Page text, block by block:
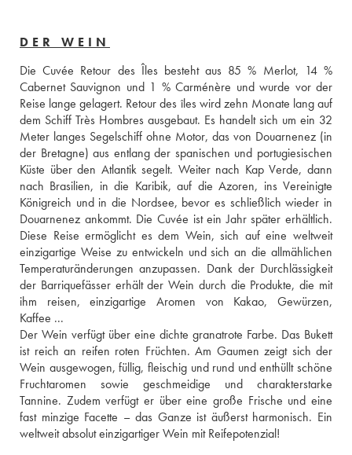
DER WEIN
Die Cuvée Retour des Îles besteht aus 85 % Merlot, 14 %
Cabernet Sauvignon und 1 % Carménère und wurde vor der
Reise lange gelagert. Retour des îles wird zehn Monate lang auf
dem Schiff Très Hombres ausgebaut. Es handelt sich um ein 32
Meter langes Segelschiff ohne Motor, das von Douarnenez (in
der Bretagne) aus entlang der spanischen und portugiesischen
Küste über den Atlantik segelt. Weiter nach Kap Verde, dann
nach Brasilien, in die Karibik, auf die Azoren, ins Vereinigte
Königreich und in die Nordsee, bevor es schließlich wieder in
Douarnenez ankommt. Die Cuvée ist ein Jahr später erhältlich.
Diese Reise ermöglicht es dem Wein, sich auf eine weltweit
einzigartige Weise zu entwickeln und sich an die allmählichen
Temperaturänderungen anzupassen. Dank der Durchlässigkeit
der Barriquefässer erhält der Wein durch die Produkte, die mit
ihm reisen, einzigartige Aromen von Kakao, Gewürzen,
Kaffee ...
Der Wein verfügt über eine dichte granatrote Farbe. Das Bukett
ist reich an reifen roten Früchten. Am Gaumen zeigt sich der
Wein ausgewogen, füllig, fleischig und rund und enthüllt schöne
Fruchtaromen sowie geschmeidige und charakterstarke
Tannine. Zudem verfügt er über eine große Frische und eine
fast minzige Facette – das Ganze ist äußerst harmonisch. Ein
weltweit absolut einzigartiger Wein mit Reifepotenzial!